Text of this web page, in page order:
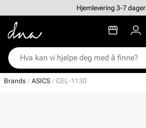
Hjemlevering 3-7 dager
Brands ASICS GEL-1130